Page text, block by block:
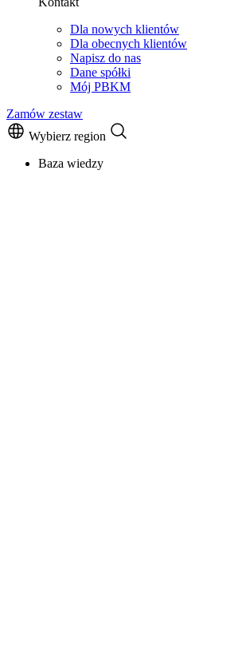
Dla nowych klientów
Dla obecnych klientów
Napisz do nas
Dane spółki
Mój PBKM
Zamów zestaw
Wybierz region
Baza wiedzy